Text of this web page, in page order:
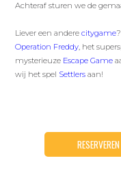
Achteraf sturen we de
Liever een anderecitygame
Operation Freddy, het
mysterieuze Escape Game
wij het spel Settlers aan!
RESERVEREN